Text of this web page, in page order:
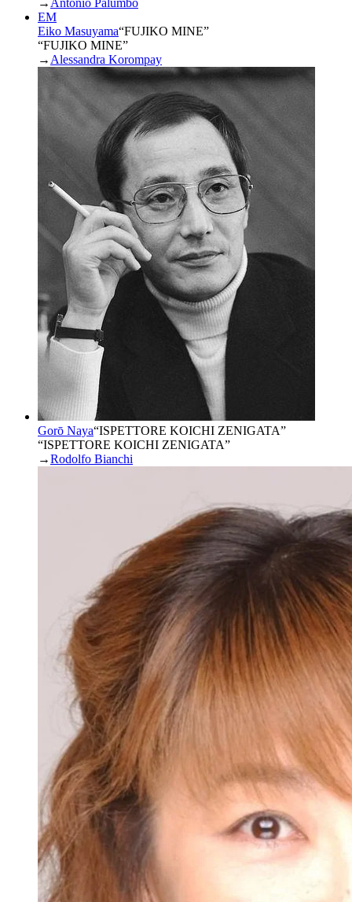
EM
Eiko Masuyama“FUJIKO MINE”
“FUJIKO MINE”
→ Alessandra Korompay
Gorō Naya“ISPETTORE KOICHI ZENIGATA”
“ISPETTORE KOICHI ZENIGATA”
→Rodolfo Bianchi